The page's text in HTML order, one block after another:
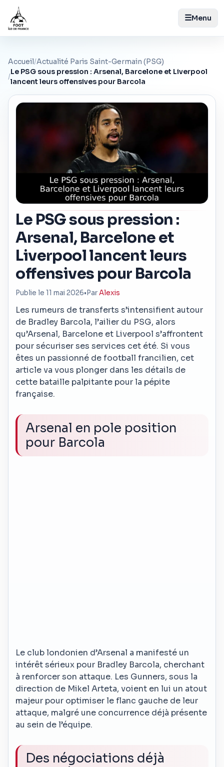
☰Menu
Accueil/Actualité Paris Saint-Germain (PSG)
/
Le PSG sous pression : Arsenal, Barcelone et Liverpool
lancent leurs offensives pour Barcola
Le PSG sous pression :
Arsenal, Barcelone et
Liverpool lancent leurs
offensives pour Barcola
Publie le 11 mai 2026• ParAlexis
Les rumeurs de transferts s’intensifient autour
de Bradley Barcola, l’ailier du PSG, alors
qu’Arsenal, Barcelone et Liverpool s’affrontent
pour sécuriser ses services cet été. Si vous
êtes un passionné de football francilien, cet
article va vous plonger dans les détails de
cette bataille palpitante pour la pépite
française.
Arsenal en pole position
pour Barcola
Le club londonien d’Arsenal a manifesté un
intérêt sérieux pour Bradley Barcola, cherchant
à renforcer son attaque. Les Gunners, sous la
direction de Mikel Arteta, voient en lui un atout
majeur pour optimiser le flanc gauche de leur
attaque, malgré une concurrence déjà présente
au sein de l’équipe.
Des négociations déjà